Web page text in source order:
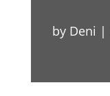
by Deni |